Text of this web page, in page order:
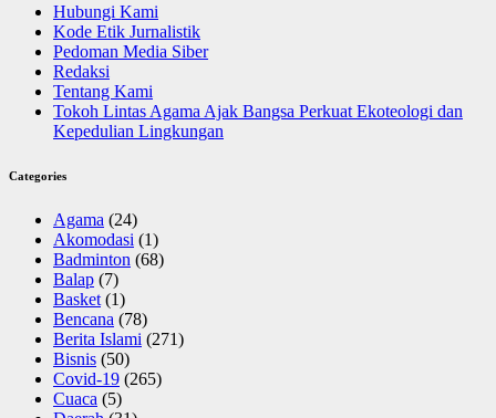
Hubungi Kami
Kode Etik Jurnalistik
Pedoman Media Siber
Redaksi
Tentang Kami
Tokoh Lintas Agama Ajak Bangsa Perkuat Ekoteologi dan
Kepedulian Lingkungan
Categories
Agama (24)
Akomodasi (1)
Badminton (68)
Balap (7)
Basket (1)
Bencana (78)
Berita Islami (271)
Bisnis (50)
Covid-19 (265)
Cuaca (5)